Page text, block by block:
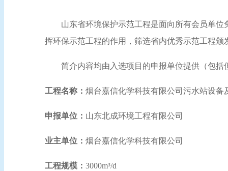
山东省环境保护示范工程是面向所有会员单
挥环保示范工程的作用，筛选省内优秀示范工程
简介内容均由入选项目的申报单位提供（包括
工程名称： 烟台嘉信化学科技有限公司污水站设备
申报单位： 山东北成环境工程有限公司
业主单位： 烟台嘉信化学科技有限公司
工程规模： 3000m³/d